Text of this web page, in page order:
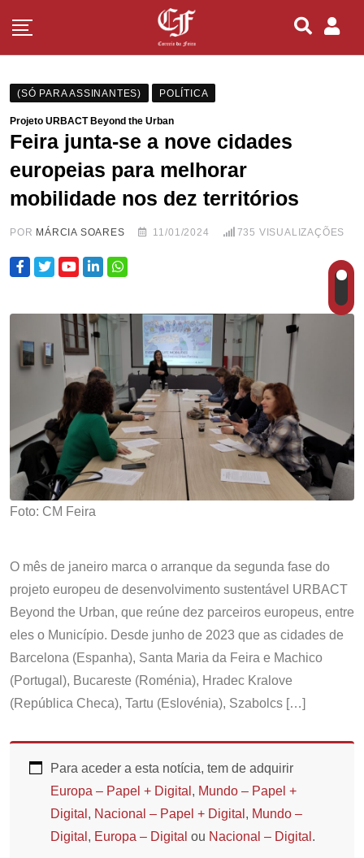
(SÓ PARA ASSINANTES) POLÍTICA
Projeto URBACT Beyond the Urban
Feira junta-se a nove cidades
europeias para melhorar
mobilidade nos dez territórios
POR MÁRCIA SOARES 11/01/2024 735 VISUALIZAÇÕES
Foto: CM Feira
O mês de janeiro marca o arranque da segunda fase do
projeto europeu de desenvolvimento sustentável URBACT
Beyond the Urban, que reúne dez parceiros europeus, entre
eles o Município. Desde junho de 2023 que as cidades de
Barcelona (Espanha), Santa Maria da Feira e Machico
(Portugal), Bucareste (Roménia), Hradec Kralove
(República Checa), Tartu (Eslovénia), Szabolcs […]
Para aceder a esta notícia, tem de adquirir
Europa – Papel + Digital , Mundo – Papel +
Digital , Nacional – Papel + Digital , Mundo –
Digital , Europa – Digital ou Nacional – Digital .